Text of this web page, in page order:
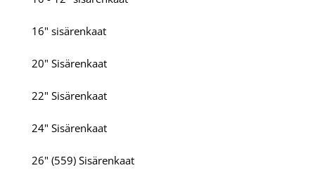
16" sisärenkaat
20" Sisärenkaat
22" Sisärenkaat
24" Sisärenkaat
26" (559) Sisärenkaat